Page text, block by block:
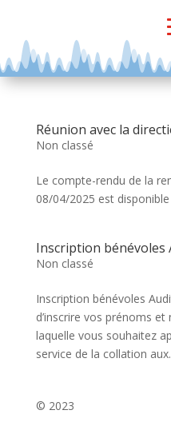
Réunion avec la
Non classé
Le compte-rendu de la
08/04/2025 est
Inscription bénévoles
Non classé
Inscription bénévoles
d’inscrire vos prénoms et
laquelle vous souhaitez
service de la collation
© 2023